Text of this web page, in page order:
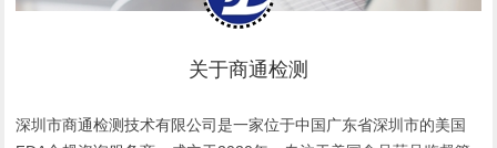
关于商通检测
深圳市商通检测技术有限公司是一家位于中国广东省深圳市的美国